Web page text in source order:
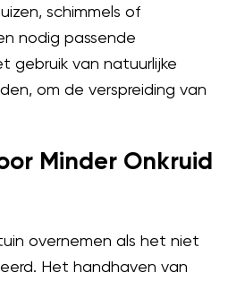
schimmels of
nodig passende
gebruik van natuurlijke
om de verspreiding van
Minder Onkruid
overnemen als het niet
Het handhaven van